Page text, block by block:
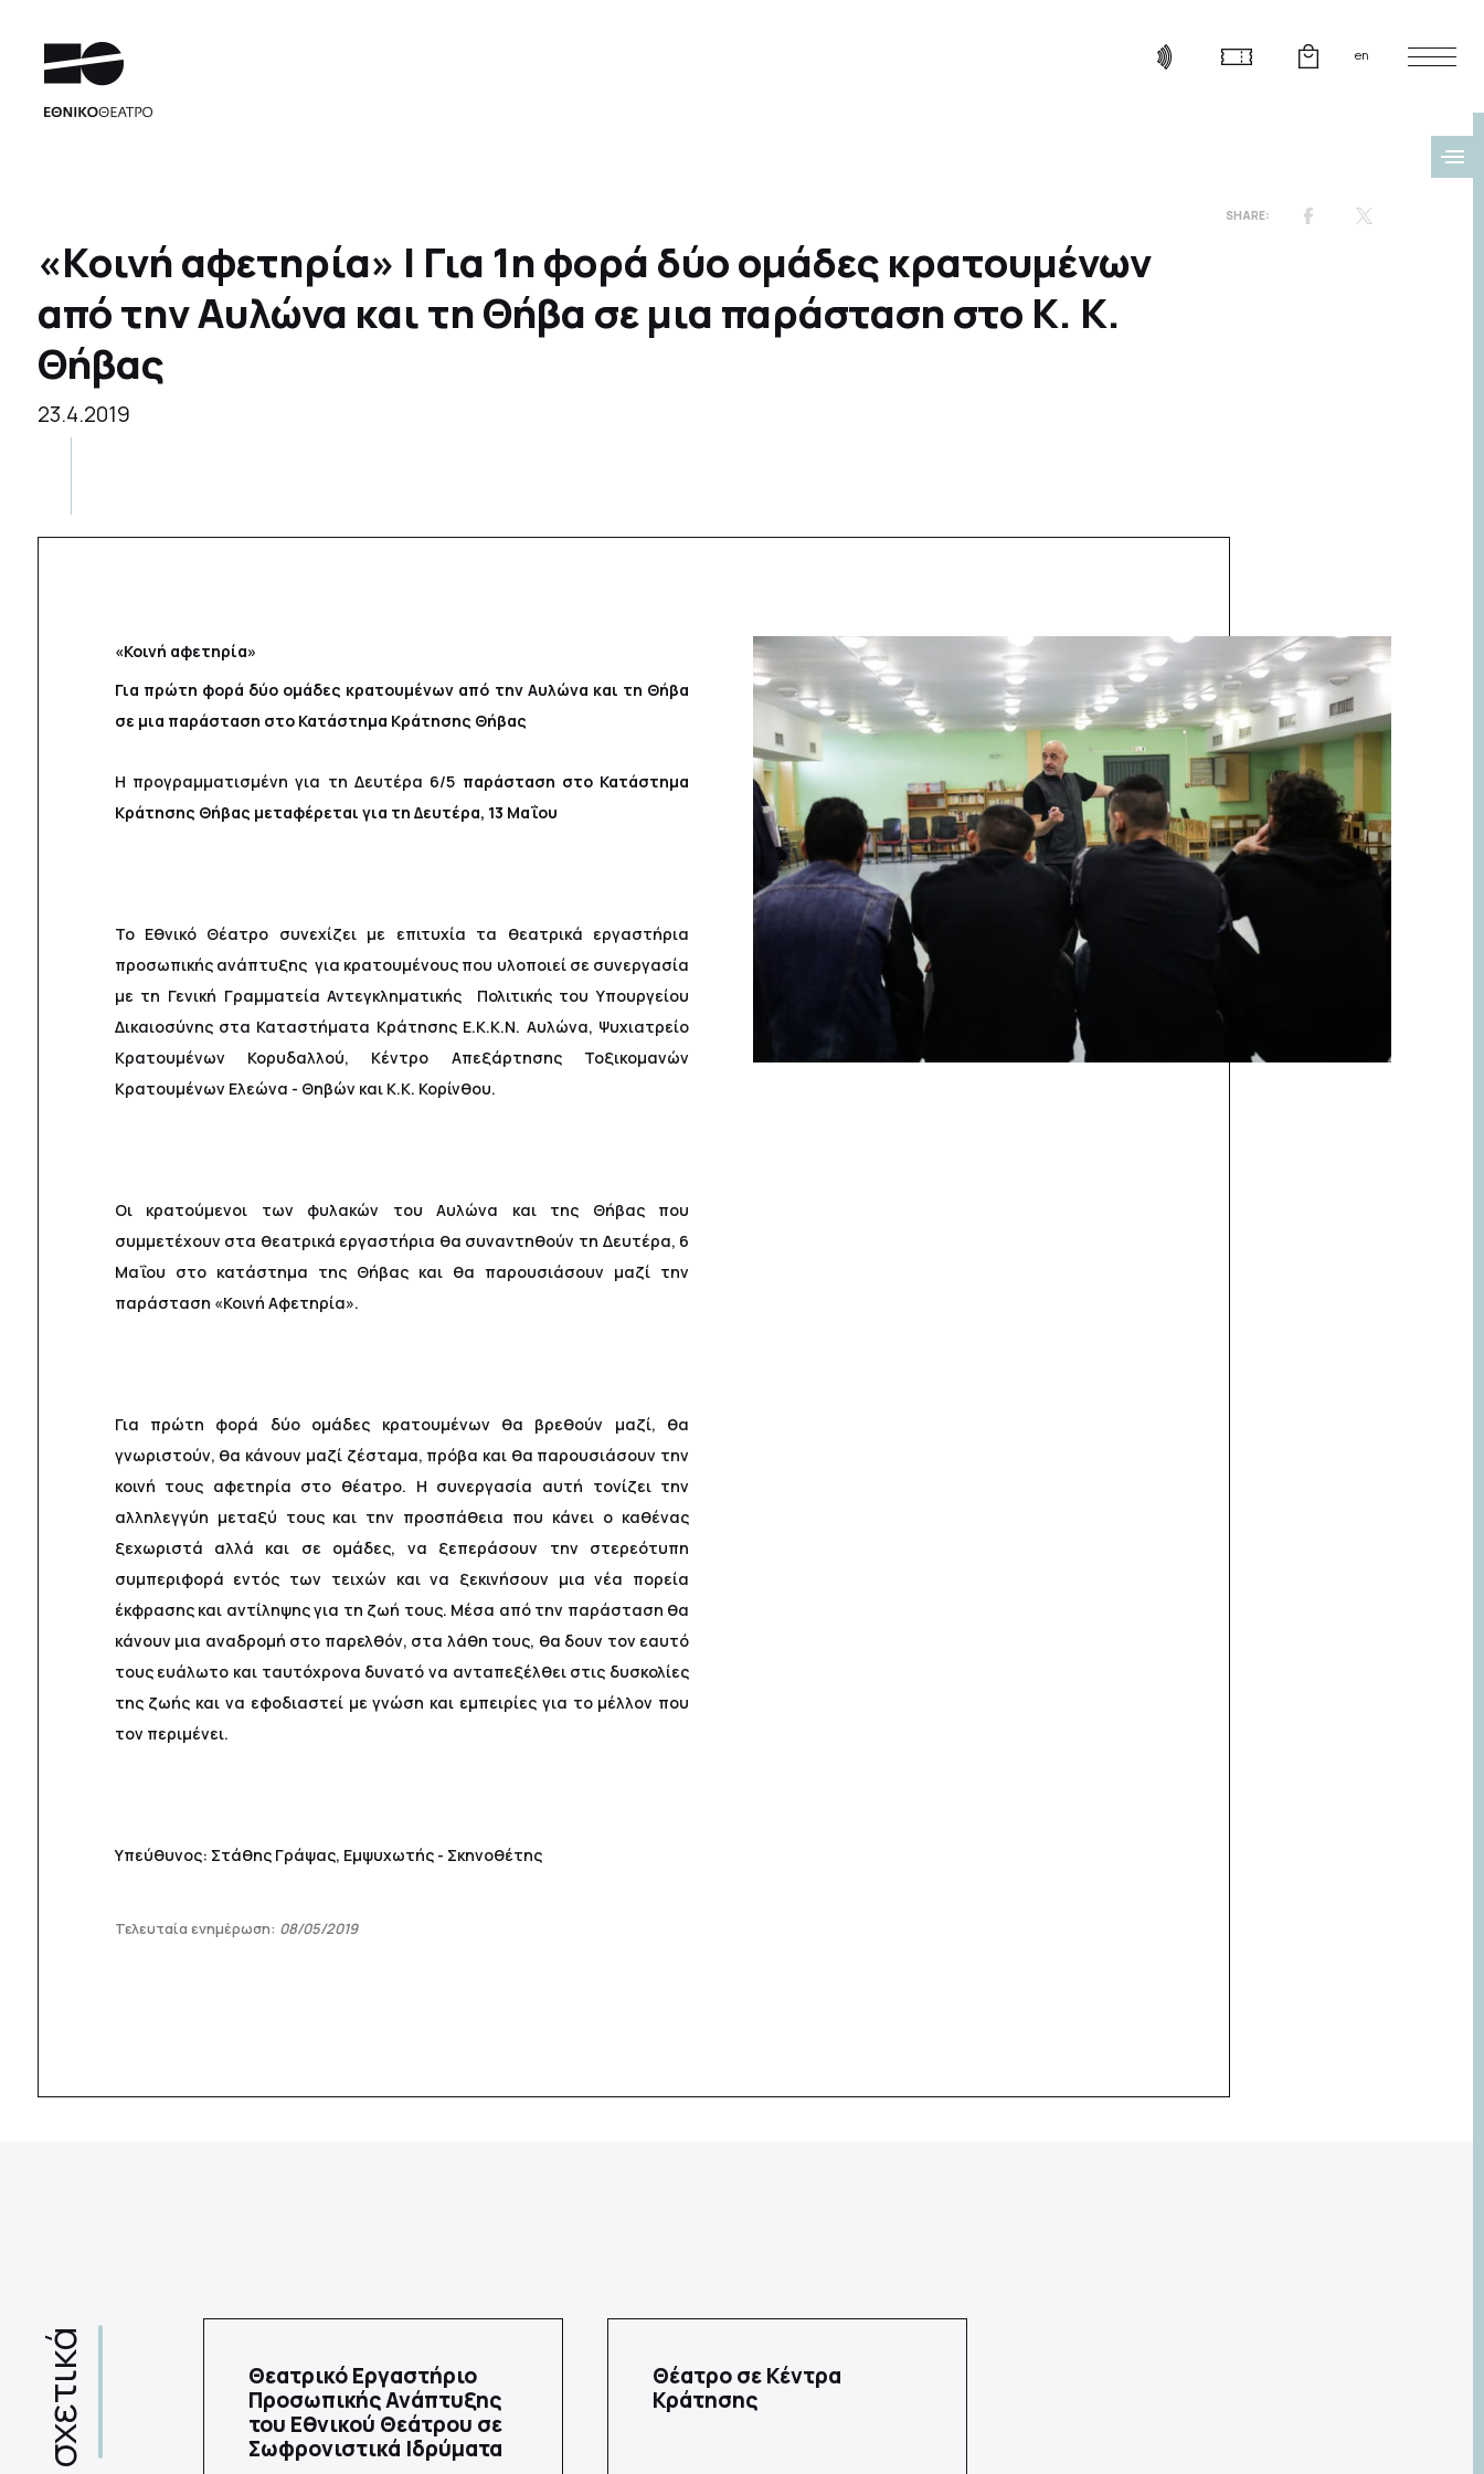
en
«Κοινή αφετηρία» | Για 1η φορά δύο ομάδες κρατουμένων
από την Αυλώνα και τη Θήβα σε μια παράσταση στο Κ. Κ.
Θήβας
23.4.2019
«Κοινή αφετηρία»
Για πρώτη φορά δύο ομάδες κρατουμένων από την Αυλώνα και τη Θήβα
σε μια παράσταση στο Κατάστημα Κράτησης Θήβας
H προγραμματισμένη για τη Δευτέρα 6/5 παράσταση στο Κατάστημα
Κράτησης Θήβας μεταφέρεται για τη Δευτέρα, 13 Μαΐου
Το Εθνικό Θέατρο συνεχίζει με επιτυχία τα θεατρικά εργαστήρια
προσωπικής ανάπτυξης για κρατουμένους που υλοποιεί σε συνεργασία
με τη Γενική Γραμματεία Αντεγκληματικής Πολιτικής του Υπουργείου
Δικαιοσύνης στα Καταστήματα Κράτησης Ε.Κ.Κ.Ν. Αυλώνα, Ψυχιατρείο
Κρατουμένων Κορυδαλλού, Κέντρο Απεξάρτησης Τοξικομανών
Κρατουμένων Ελεώνα - Θηβών και Κ.Κ. Κορίνθου.
Οι κρατούμενοι των φυλακών του Αυλώνα και της Θήβας που
συμμετέχουν στα θεατρικά εργαστήρια θα συναντηθούν τη Δευτέρα, 6
Μαΐου στο κατάστημα της Θήβας και θα παρουσιάσουν μαζί την
παράσταση «Κοινή Αφετηρία».
Για πρώτη φορά δύο ομάδες κρατουμένων θα βρεθούν μαζί, θα
γνωριστούν, θα κάνουν μαζί ζέσταμα, πρόβα και θα παρουσιάσουν την
κοινή τους αφετηρία στο θέατρο. Η συνεργασία αυτή τονίζει την
αλληλεγγύη μεταξύ τους και την προσπάθεια που κάνει ο καθένας
ξεχωριστά αλλά και σε ομάδες, να ξεπεράσουν την στερεότυπη
συμπεριφορά εντός των τειχών και να ξεκινήσουν μια νέα πορεία
έκφρασης και αντίληψης για τη ζωή τους. Μέσα από την παράσταση θα
κάνουν μια αναδρομή στο παρελθόν, στα λάθη τους, θα δουν τον εαυτό
τους ευάλωτο και ταυτόχρονα δυνατό να ανταπεξέλθει στις δυσκολίες
της ζωής και να εφοδιαστεί με γνώση και εμπειρίες για το μέλλον που
τον περιμένει.
Υπεύθυνος: Στάθης Γράψας, Εμψυχωτής - Σκηνοθέτης
Τελευταία ενημέρωση: 08/05/2019
σχετικά
Θεατρικό Εργαστήριο
Προσωπικής Ανάπτυξης
του Εθνικού Θεάτρου σε
Σωφρονιστικά Ιδρύματα
Θέατρο σε Κέντρα
Κράτησης